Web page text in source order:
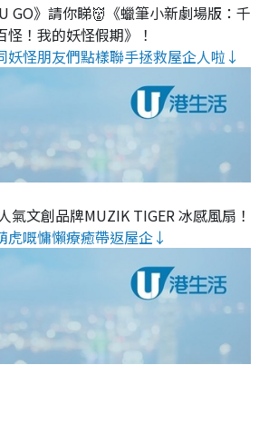
GO》請你睇👹《蠟筆小新劇場版：千
怪！我的妖怪假期》！
妖怪朋友們點樣聯手拯救屋企人啦↓
氣文創品牌MUZIK TIGER 冰感風扇！
虎嘅慵懶療癒帶返屋企↓